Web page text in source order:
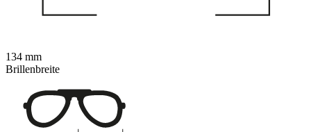
134 mm
Brillenbreite